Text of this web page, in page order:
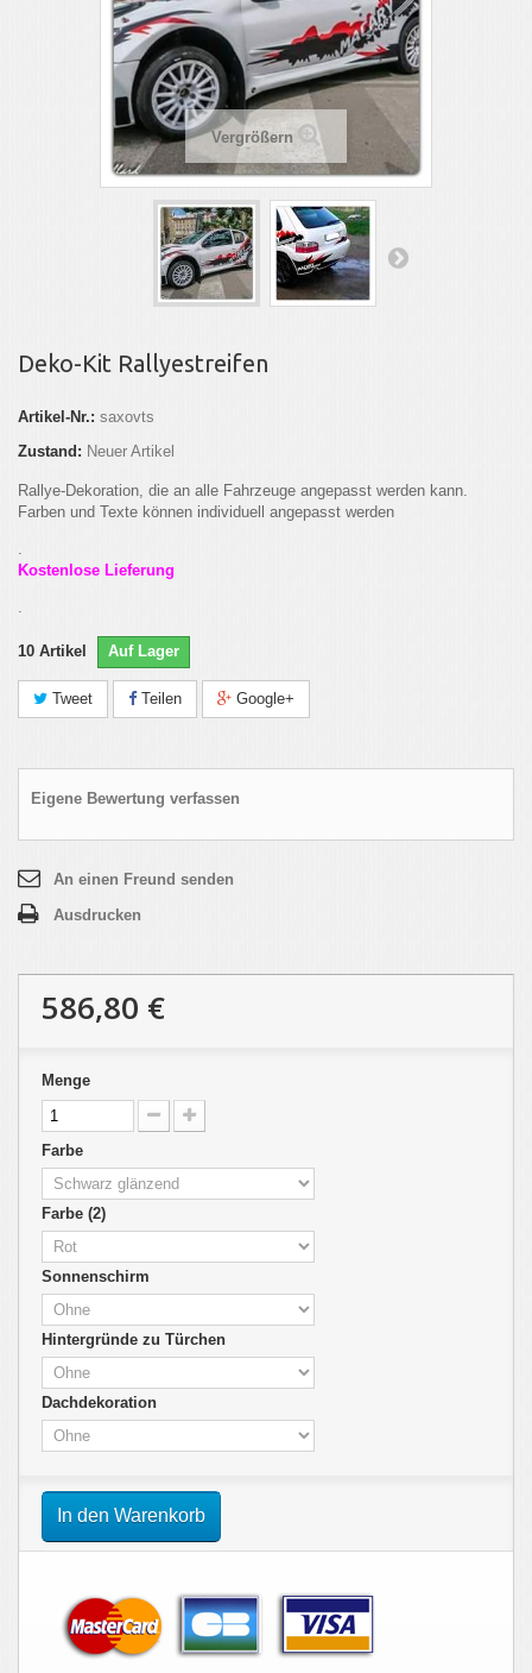
Vergrößern
Deko-Kit Rallyestreifen
Artikel-Nr.: saxovts
Zustand: Neuer Artikel
Rallye-Dekoration, die an alle Fahrzeuge angepasst werden kann.
Farben und Texte können individuell angepasst werden
.
Kostenlose Lieferung
.
10 Artikel Auf Lager
Tweet Teilen Google+
Eigene Bewertung verfassen
An einen Freund senden
Ausdrucken
586,80 €
Menge
Farbe
Farbe (2)
Sonnenschirm
Hintergründe zu Türchen
Dachdekoration
In den Warenkorb